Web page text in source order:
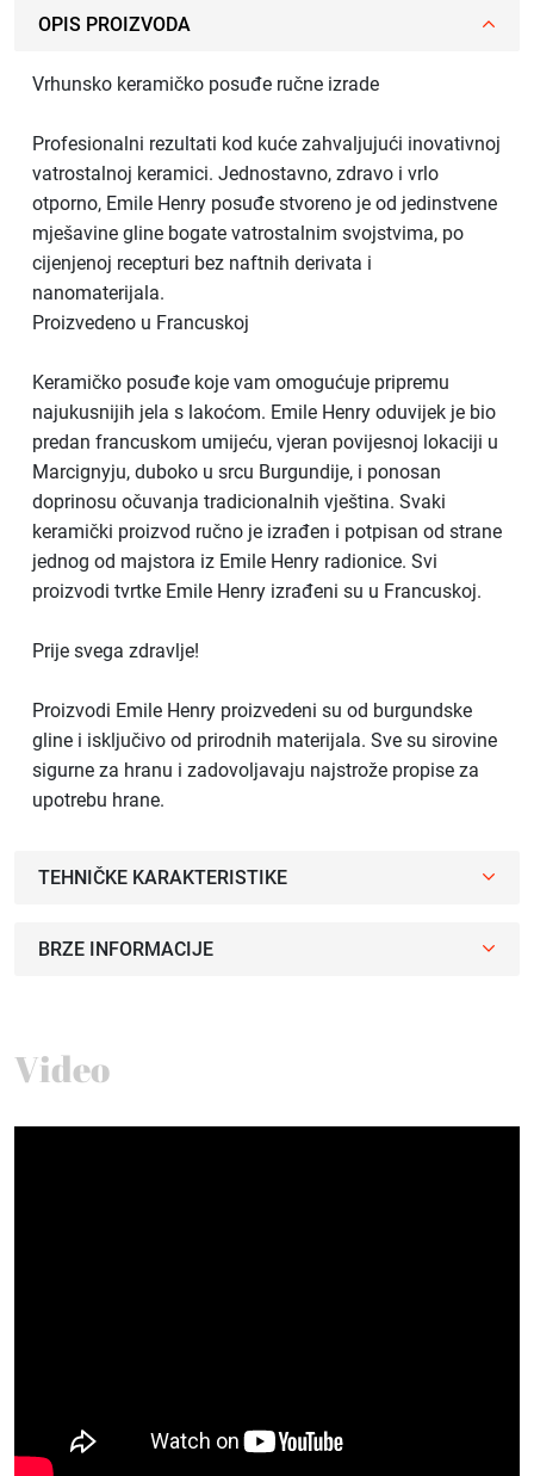
OPIS PROIZVODA
Vrhunsko keramičko posuđe ručne izrade
Profesionalni rezultati kod kuće zahvaljujući inovativnoj
vatrostalnoj keramici. Jednostavno, zdravo i vrlo
otporno, Emile Henry posuđe stvoreno je od jedinstvene
mješavine gline bogate vatrostalnim svojstvima, po
cijenjenoj recepturi bez naftnih derivata i
nanomaterijala.
Proizvedeno u Francuskoj
Keramičko posuđe koje vam omogućuje pripremu
najukusnijih jela s lakoćom. Emile Henry oduvijek je bio
predan francuskom umijeću, vjeran povijesnoj lokaciji u
Marcignyju, duboko u srcu Burgundije, i ponosan
doprinosu očuvanja tradicionalnih vještina. Svaki
keramički proizvod ručno je izrađen i potpisan od strane
jednog od majstora iz Emile Henry radionice. Svi
proizvodi tvrtke Emile Henry izrađeni su u Francuskoj.
Prije svega zdravlje!
Proizvodi Emile Henry proizvedeni su od burgundske
gline i isključivo od prirodnih materijala. Sve su sirovine
sigurne za hranu i zadovoljavaju najstrože propise za
upotrebu hrane.
TEHNIČKE KARAKTERISTIKE
BRZE INFORMACIJE
Video